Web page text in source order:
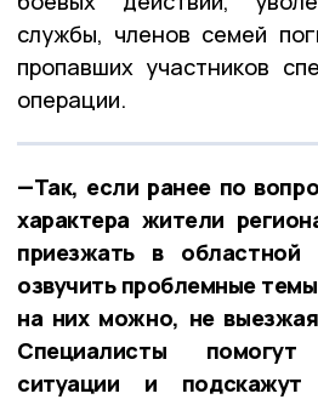
службы, членов семей
пропавших участников
операции.
—Так, если ранее по
характера жители
приезжать в
озвучить проблемные
на них можно, не
Специалисты
ситуации и